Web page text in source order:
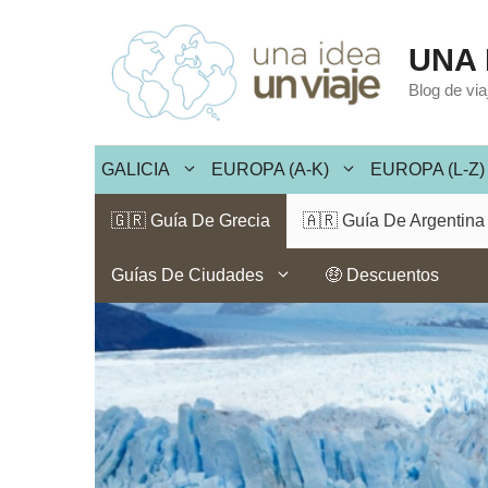
contenido
UNA
Blog de
GALICIA EUROPA (A-K) EUROPA (L-Z)
🇬🇷 Guía De Grecia 🇦🇷 Guía De Argentina
Guías De Ciudades 🤑 Descuentos